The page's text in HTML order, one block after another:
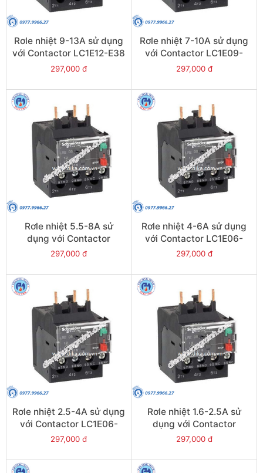
Rơle nhiệt 9-13A sử dụng
với Contactor LC1E12-E38
- Model LRE16
297,000 đ
Rơle nhiệt 7-10A sử dụng
với Contactor LC1E09-
E38 - Model LRE14
297,000 đ
Rơle nhiệt 5.5-8A sử
dụng với Contactor
LC1E09-E38 - Model
297,000 đ
Rơle nhiệt 4-6A sử dụng
với Contactor LC1E06-
E38 - Model LRE10
297,000 đ
Rơle nhiệt 2.5-4A sử dụng
với Contactor LC1E06-
E38 - Model LRE08
297,000 đ
Rơle nhiệt 1.6-2.5A sử
dụng với Contactor
LC1E06-E38 - Model
297,000 đ